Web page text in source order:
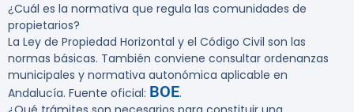
¿Cuál es la normativa que regula las comunidades de
propietarios?
La Ley de Propiedad Horizontal y el Código Civil son las
normas básicas. También conviene consultar ordenanzas
municipales y normativa autonómica aplicable en
Andalucía. Fuente oficial: BOE.